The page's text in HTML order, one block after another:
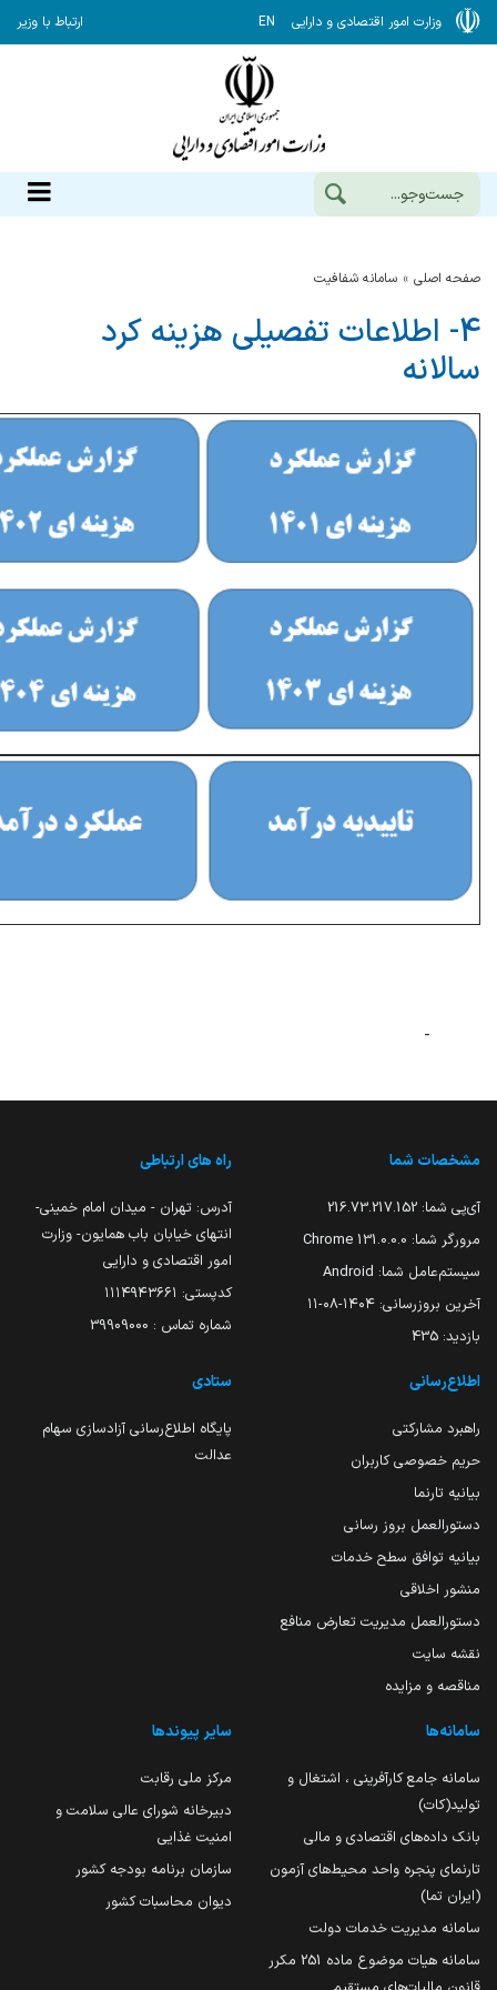
وزارت امور اقتصادی و دارایی EN ارتباط با وزیر
صفحه اصلی سامانه شفافیت
4- اطلاعات تفصیلی هزینه کرد
سالانه
-
مشخصات شما
آی‌پی شما: 216.73.217.152
مرورگر شما: 131.0.0.0 Chrome
سیستم‌عامل شما: Android
آخرین بروزرسانی: ۱۴۰۴-۰۸-۱۱
بازدید: 435
راه های ارتباطی
آدرس: تهران - میدان امام خمینی-
انتهای خیابان باب همایون- وزارت
امور اقتصادی و دارایی
کدپستی: ۱۱۱۴۹۴۳۶۶۱
شماره تماس : 39909000
اطلاع‌رسانی
راهبرد مشارکتی
حریم خصوصی کاربران
بیانیه تارنما
دستورالعمل بروز رسانی
بیانیه توافق سطح خدمات
منشور اخلاقی
دستورالعمل مدیریت تعارض منافع
نقشه سایت
مناقصه و مزایده
ستادی
پایگاه اطلاع‌رسانی آزادسازی سهام
عدالت
سامانه‌ها
سامانه جامع کارآفرینی ، اشتغال و
تولید(کات)
بانک داده‌های اقتصادی و مالی
تارنمای پنجره واحد محیط‌های آزمون
(ایران تما)
سامانه مدیریت خدمات دولت
سامانه هیات موضوع ماده 251 مکرر
سایر پیوندها
مرکز ملی رقابت
دبیرخانه شورای عالی سلامت و
امنیت غذایی
سازمان برنامه بودجه کشور
دیوان محاسبات کشور